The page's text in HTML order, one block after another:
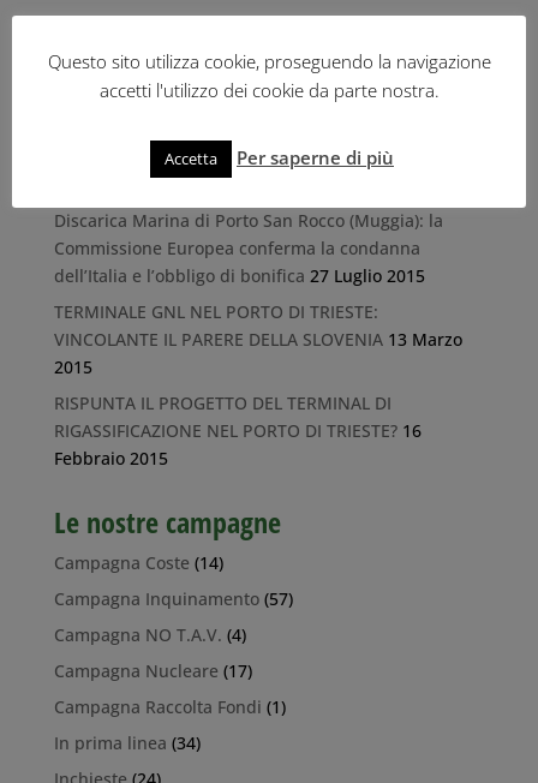
ULTIME NEWS
IL RISCHIO DELL’IDROGENO NEL PORTO DI TRIESTE
Il libro-inchiesta “Tracce di legalità” di Roberto
1 Ottobre 2019
Discarica Marina di Porto San Rocco (Muggia): la
Commissione Europea conferma la condanna
dell’Italia e l’obbligo di bonifica 27 Luglio 2015
TERMINALE GNL NEL PORTO DI TRIESTE:
VINCOLANTE IL PARERE DELLA SLOVENIA 13 Marzo
2015
RISPUNTA IL PROGETTO DEL TERMINAL DI
RIGASSIFICAZIONE NEL PORTO DI TRIESTE? 16
Febbraio 2015
Le nostre campagne
Campagna Coste (14)
Campagna Inquinamento(57)
Campagna NO T.A.V. (4)
Campagna Nucleare (17)
Campagna Raccolta Fondi (1)
In prima linea (34)
Questo sito utilizza cookie, proseguendo la navigazione
accetti l'utilizzo dei cookie da parte nostra.
Accetta Per saperne di più